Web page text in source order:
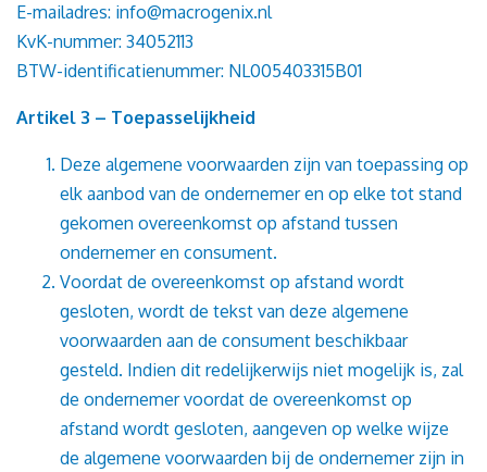
E-mailadres: info@macrogenix.nl
KvK-nummer: 34052113
BTW-identificatienummer: NL005403315B01
Artikel 3 – Toepasselijkheid
Deze algemene voorwaarden zijn van toepassing op
elk aanbod van de ondernemer en op elke tot stand
gekomen overeenkomst op afstand tussen
ondernemer en consument.
Voordat de overeenkomst op afstand wordt
gesloten, wordt de tekst van deze algemene
voorwaarden aan de consument beschikbaar
gesteld. Indien dit redelijkerwijs niet mogelijk is, zal
de ondernemer voordat de overeenkomst op
afstand wordt gesloten, aangeven op welke wijze
de algemene voorwaarden bij de ondernemer zijn in